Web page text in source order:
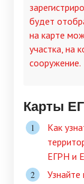
будет
на карте
участка, на
сооружение.
Карты
Как
ЕГРН и
Узнайте